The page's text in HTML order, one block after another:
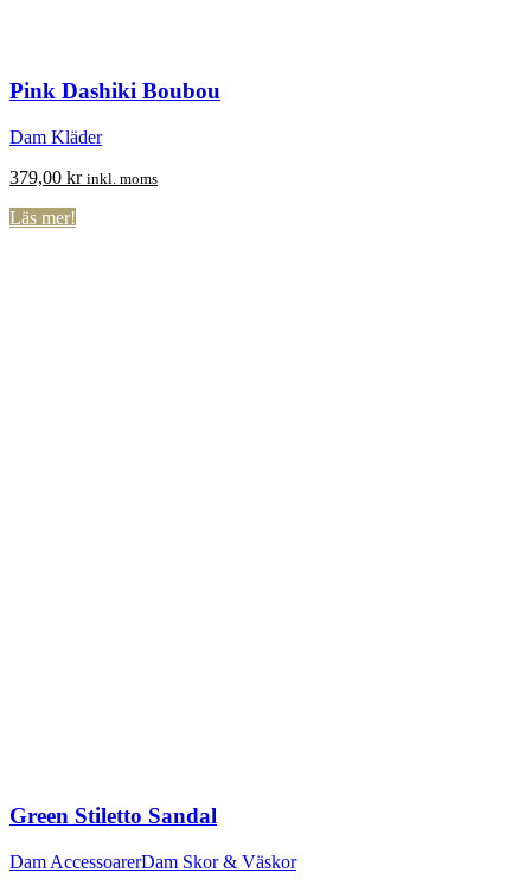
Pink Dashiki Boubou
Dam Kläder
379,00 kr inkl. moms
Läs mer!
Green Stiletto Sandal
Dam AccessoarerDam Skor & Väskor